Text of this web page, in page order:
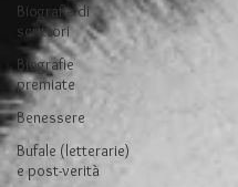
Biografie di
scrittori
Biografie
premiate
Benessere
Bufale (letterarie)
e post-verità